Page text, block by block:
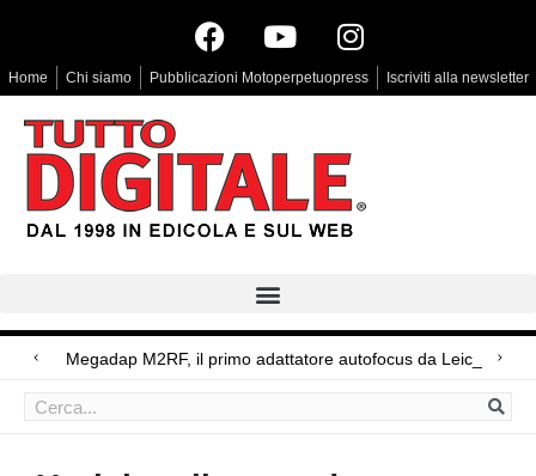
Home Chi siamo Pubblicazioni Motoperpetuopress Iscriviti alla newsletter
Arri Rental, evoluzioni in arrivo